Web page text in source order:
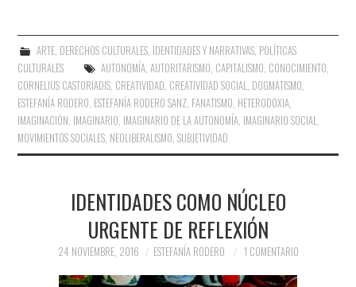
ARTE, DERECHOS CULTURALES, IDENTIDADES Y NARRATIVAS, POLÍTICAS
CULTURALES
AUTONOMÍA, AUTORITARISMO, CAPITALISMO, CONOCIMIENTO,
CORNELIUS CASTORIADIS, CREATIVIDAD, CREATIVIDAD SOCIAL, DOGMATISMO,
ESTEFANÍA RODERO, ESTEFANÍA RODERO SANZ, FANATISMO, HETERODOXIA,
IMAGINACIÓN, IMAGINARIO, IMAGINARIO DE LA AUTONOMÍA, IMAGINARIO SOCIAL,
MOVIMIENTOS SOCIALES, NEOLIBERALISMO,SUBJETIVIDAD
IDENTIDADES COMO NÚCLEO
URGENTE DE REFLEXIÓN
24 NOVIEMBRE, 2016 ESTEFANÍA RODERO 1 COMENTARIO